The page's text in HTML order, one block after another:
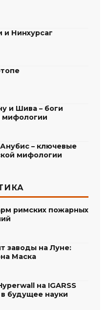
и Нинхурсаг
и Шива – боги
мифологии
– ключевые
мифологии
римских пожарных
заводы на Луне:
Маска
на IGARSS
будущее науки